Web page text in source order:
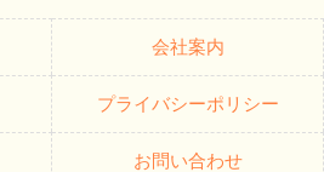
会社案内
プライバシーポリシー
お問い合わせ